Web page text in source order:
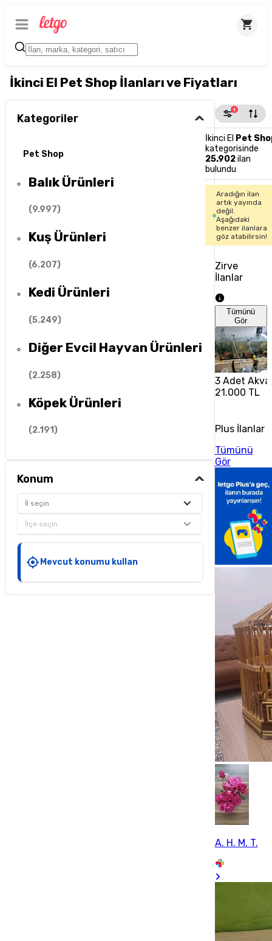
İkinci El Pet Shop İlanları ve Fiyatları
Kategoriler
Pet Shop
Balık Ürünleri
(9.997)
Kuş Ürünleri
(6.207)
Kedi Ürünleri
(5.249)
Diğer Evcil Hayvan Ürünleri
(2.258)
Köpek Ürünleri
(2.191)
Konum
İl seçin
İlçe seçin
Mevcut konumu kullan
1
İkinci El Pet
kategorisinde
25.902ilan
bulundu
Aradığın ilan
artık yayında
değil.
Aşağıdaki
benzer ilanlara
göz atabilirsin!
Zirve
İlanlar
Tümünü
Gör
3 Adet
21.000 TL
Plus İlanlar
Tümünü
Gör
A. H. M. T.